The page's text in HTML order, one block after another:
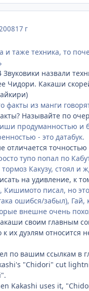
17 г
и таже техника, то
Звуковики назвали
Чидори. Какаши
факты из манги
Называйте по
продуманностью и
- это датабук.
отличается
тупо попал по
Какузу, стоял и
на удивление, к
Кишимото писал, но
ошибся/забыл),
внешне очень
своим главным
к их дуэлям относится
по вашим ссылкам в
"Chidori" cut
Kakashi uses it,